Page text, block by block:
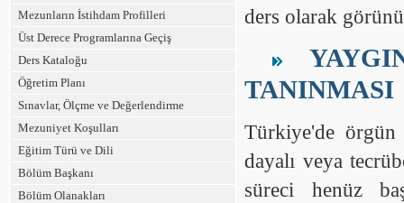
Mezunların İstihdam Profilleri
Üst Derece Programlarına Geçiş
Ders Kataloğu
Öğretim Planı
Sınavlar, Ölçme ve Değerlendirme
Mezuniyet Koşulları
Eğitim Türü ve Dili
Bölüm Başkanı
Bölüm Olanakları
ders olarak
TANINMASI
Türkiye'de örgün
dayalı veya
süreci henüz